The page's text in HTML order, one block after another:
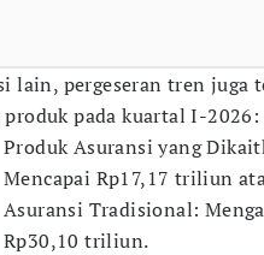
lain, pergeseran tren juga
pada kuartal I-2026:
Produk Asuransi yang
Mencapai Rp17,17 triliun
Asuransi Tradisional:
Rp30,10 triliun.